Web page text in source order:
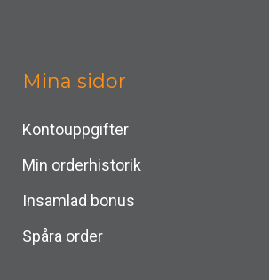
Mina sidor
Kontouppgifter
Min orderhistorik
Insamlad bonus
Spåra order